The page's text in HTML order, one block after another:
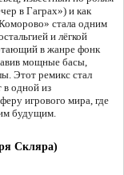
в Гаграх») и как
стала одним
и лёгкой
в жанре фонк
мощные басы,
Этот ремикс стал
в одной из
игрового мира, где
будущим.
Скляра)